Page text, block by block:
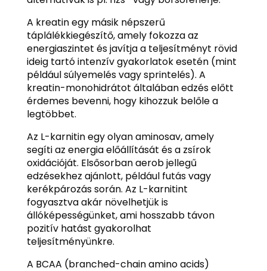
A kreatin egy másik népszerű
táplálékkiegészítő, amely fokozza az
energiaszintet és javítja a teljesítményt rövid
ideig tartó intenzív gyakorlatok esetén (mint
például súlyemelés vagy sprintelés). A
kreatin-monohidrátot általában edzés előtt
érdemes bevenni, hogy kihozzuk belőle a
legtöbbet.
Az L-karnitin egy olyan aminosav, amely
segíti az energia előállítását és a zsírok
oxidációját. Elsősorban aerob jellegű
edzésekhez ajánlott, például futás vagy
kerékpározás során. Az L-karnitint
fogyasztva akár növelhetjük is
állóképességünket, ami hosszabb távon
pozitív hatást gyakorolhat
teljesítményünkre.
A BCAA (branched-chain amino acids)